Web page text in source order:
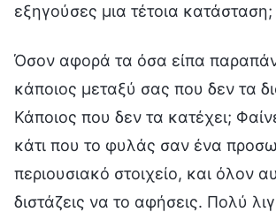
εξηγούσες μια τέτοια κατάσταση;
Όσον αφορά τα όσα είπα
κάποιος μεταξύ σας που δεν τα
Κάποιος που δεν τα κατέχει;
κάτι που το φυλάς σαν ένα
περιουσιακό στοιχείο, και όλον
διστάζεις να το αφήσεις. Πολύ